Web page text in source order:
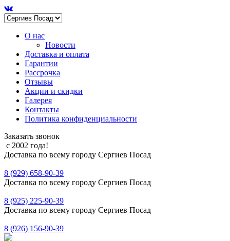
О нас
Новости
Доставка и оплата
Гарантии
Рассрочка
Отзывы
Акции и скидки
Галерея
Контакты
Политика конфиденциальности
Заказать звонок
с 2002 года!
Доставка по всему городу Сергиев Посад
8 (929) 658-90-39
Доставка по всему городу Сергиев Посад
8 (925) 225-90-39
Доставка по всему городу Сергиев Посад
8 (926) 156-90-39